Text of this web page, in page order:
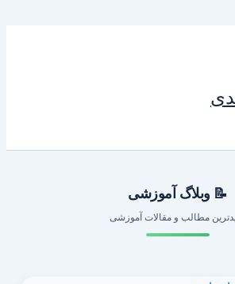
📝 وبلاگ آموزشی
مطالب و مقالات آموزشی